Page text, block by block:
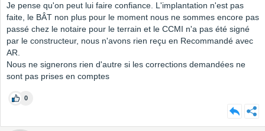
Je pense qu'on peut lui faire confiance. L'implantation n'est pas
faite, le BÂT non plus pour le moment nous ne sommes encore pas
passé chez le notaire pour le terrain et le CCMI n'a pas été signé
par le constructeur, nous n'avons rien reçu en Recommandé avec
AR.
Nous ne signerons rien d'autre si les corrections demandées ne
sont pas prises en comptes
0